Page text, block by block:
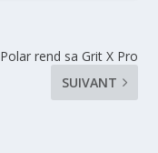
Polar rend sa Grit X Pro
SUIVANT